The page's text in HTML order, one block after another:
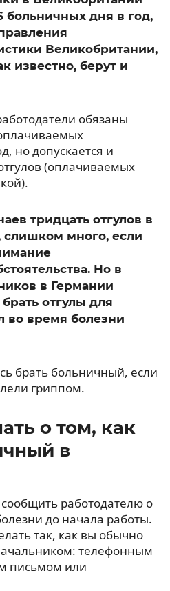
больничных дня в год,
Великобритании,
известно, берут и
обязаны
но допускается и
(оплачиваемых
тридцать отгулов в
слишком много, если
Но в
в Германии
отгулы для
во время болезни
брать больничный, если
гриппом.
о том, как
в
работодателю о
до начала работы.
так, как вы обычно
телефонным
письмом или